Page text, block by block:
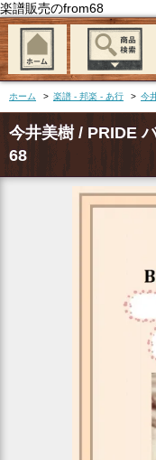
楽譜販売のfrom68
ホーム > 楽譜 - 邦楽 - あ行 > 今
今井美樹 / PRIDE
68